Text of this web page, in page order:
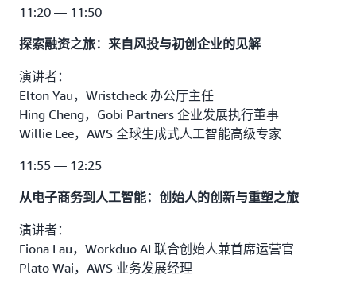
11:20 — 11:50
探索融资之旅：来自风投与初创企业的见解
演讲者：
Elton Yau，Wristcheck 办公厅主任
Hing Cheng，Gobi Partners 企业发展执行董事
Willie Lee，AWS 全球生成式人工智能高级专家
11:55 — 12:25
从电子商务到人工智能：创始人的创新与重塑之旅
演讲者：
Fiona Lau，Workduo AI 联合创始人兼首席运营官
Plato Wai，AWS 业务发展经理